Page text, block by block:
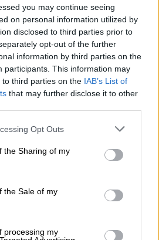
you may continue seeing
on personal information utilized by
disclosed to third parties prior to
opt-out of the further
information by third parties on the
participants. This information may
third parties on the IAB’s List of
that may further disclose it to other
app uses one or more Google
usage behaviour. You may click to
Google and its third-party tags to
specified purposes in below Google
Opt Outs
the Sharing of my
the Sale of my
processing my
21:15
Music Festival: Η
σκηνή σε ένα διήμερο
Telekom Center Athens
ημερών οι ΛΕΞ και